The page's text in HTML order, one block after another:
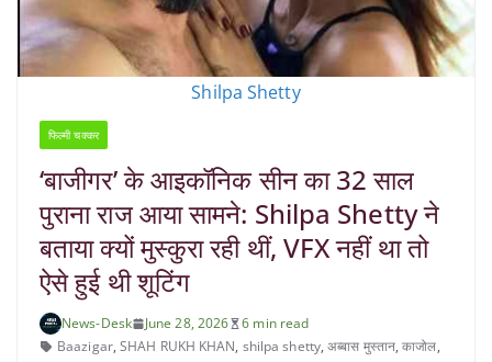
Shilpa Shetty
फिल्मी चक्कर
‘बाजीगर’ के आइकॉनिक सीन का 32 साल
पुराना राज आया सामने: Shilpa Shetty ने
बताया क्यों मुस्कुरा रही थीं, VFX नहीं था तो
ऐसे हुई थी शूटिंग
News-Desk June 28, 2026
6 min read
Baazigar,SHAH RUKH KHAN, shilpa shetty,अब्बास मुस्तान,काजोल,